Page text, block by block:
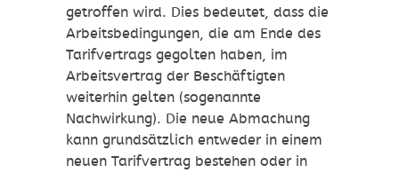
getroffen wird. Dies bedeutet, dass die
Arbeitsbedingungen, die am Ende des
Tarifvertrags gegolten haben, im
Arbeitsvertrag der Beschäftigten
weiterhin gelten (sogenannte
Nachwirkung). Die neue Abmachung
kann grundsätzlich entweder in einem
neuen Tarifvertrag bestehen oder in